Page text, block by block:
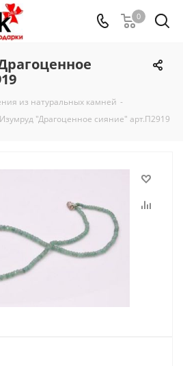
0
из натуральных камней -
"Драгоценное сияние" арт.П2919